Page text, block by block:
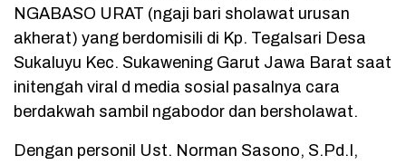
NGABASO URAT (ngaji bari sholawat urusan
akherat) yang berdomisili di Kp. Tegalsari Desa
Sukaluyu Kec. Sukawening Garut Jawa Barat saat
initengah viral d media sosial pasalnya cara
berdakwah sambil ngabodor dan bersholawat.
Dengan personil Ust. Norman Sasono, S.Pd.I,